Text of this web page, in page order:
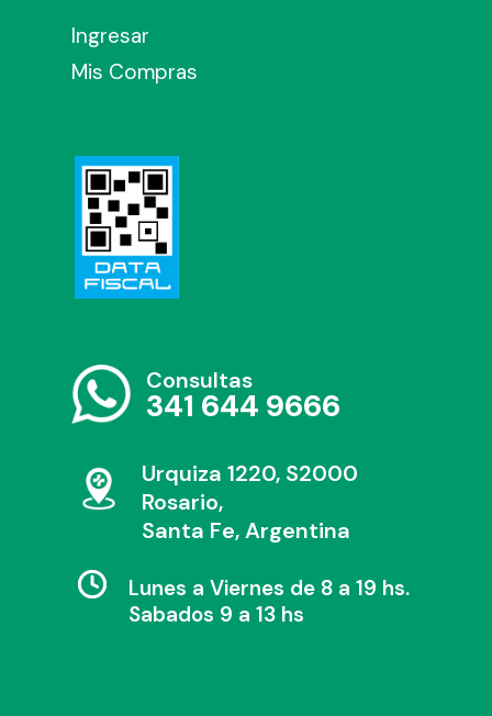
Ingresar
Mis Compras
Consultas
341 644 9666
Urquiza 1220, S2000
Rosario,
Santa Fe, Argentina
Lunes a Viernes de 8 a 19 hs.
Sabados 9 a 13 hs